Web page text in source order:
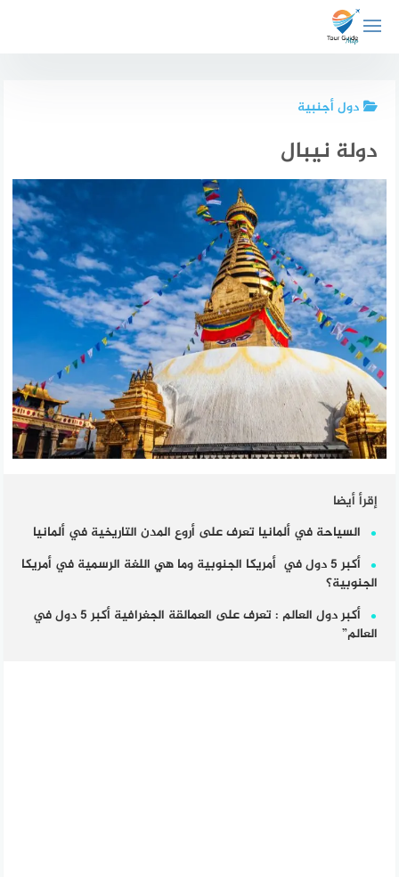
المحتوى
دول أجنبية
دولة نيبال
إقرأ أيضا
السياحة في ألمانيا تعرف على أروع المدن التاريخية في ألمانيا
أكبر 5 دول في أمريكا الجنوبية وما هي اللغة الرسمية في أمريكا
الجنوبية؟
أكبر دول العالم : تعرف على العمالقة الجغرافية أكبر 5 دول في
العالم”